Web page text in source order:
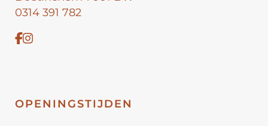
0314 391 782
OPENINGSTIJDEN